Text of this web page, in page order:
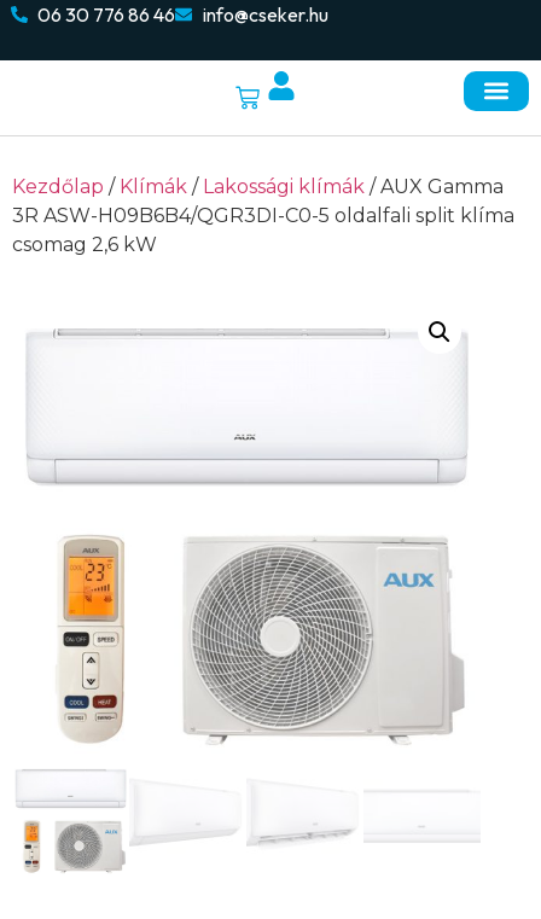
06 30 776 86 46 info@cseker.hu
Kezdőlap / Klímák / Lakossági klímák / AUX Gamma
3R ASW-H09B6B4/QGR3DI-C0-5 oldalfali split klíma
csomag 2,6 kW